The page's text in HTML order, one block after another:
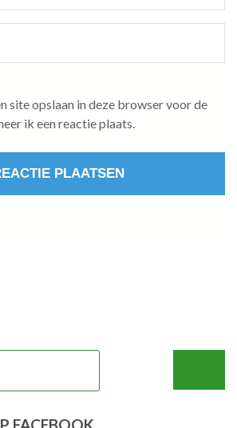
site opslaan in deze browser voor de
ik een reactie plaats.